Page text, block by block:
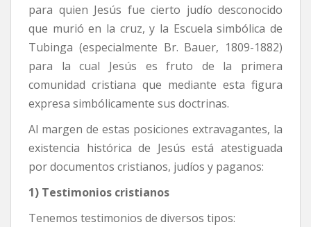
para quien Jesús fue cierto judío desconocido
que murió en la cruz, y la Escuela simbólica de
Tubinga (especialmente Br. Bauer, 1809-1882)
para la cual Jesús es fruto de la primera
comunidad cristiana que mediante esta figura
expresa simbólicamente sus doctrinas.
Al margen de estas posiciones extravagantes, la
existencia histórica de Jesús está atestiguada
por documentos cristianos, judíos y paganos:
1) Testimonios cristianos
Tenemos testimonios de diversos tipos: